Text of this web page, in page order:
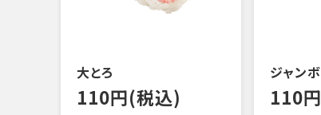
大とろ
110円(税込)
ジャン
110